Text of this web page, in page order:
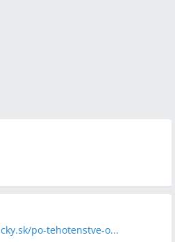
po-tehotenstve-o...